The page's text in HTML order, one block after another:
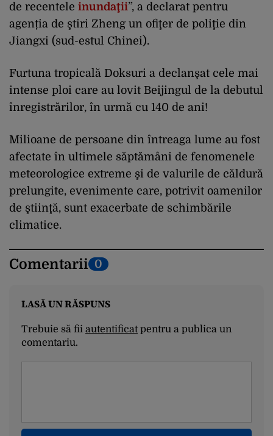
de recentele inundaţii”, a declarat pentru
agenția de ştiri Zheng un ofiţer de poliţie din
Jiangxi (sud-estul Chinei).
Furtuna tropicală Doksuri a declanşat cele mai
intense ploi care au lovit Beijingul de la debutul
înregistrărilor, în urmă cu 140 de ani!
Milioane de persoane din întreaga lume au fost
afectate în ultimele săptămâni de fenomenele
meteorologice extreme şi de valurile de căldură
prelungite, evenimente care, potrivit oamenilor
de ştiinţă, sunt exacerbate de schimbările
climatice.
Comentarii 0
LASĂ UN RĂSPUNS
Trebuie să fii autentificatpentru a publica un
comentariu.